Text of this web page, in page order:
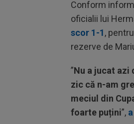
Conform
oficialii lui
scor 1-1,
rezerve de
”Nu a jucat azi
zic că n-am
meciul din
foarte puțini”,